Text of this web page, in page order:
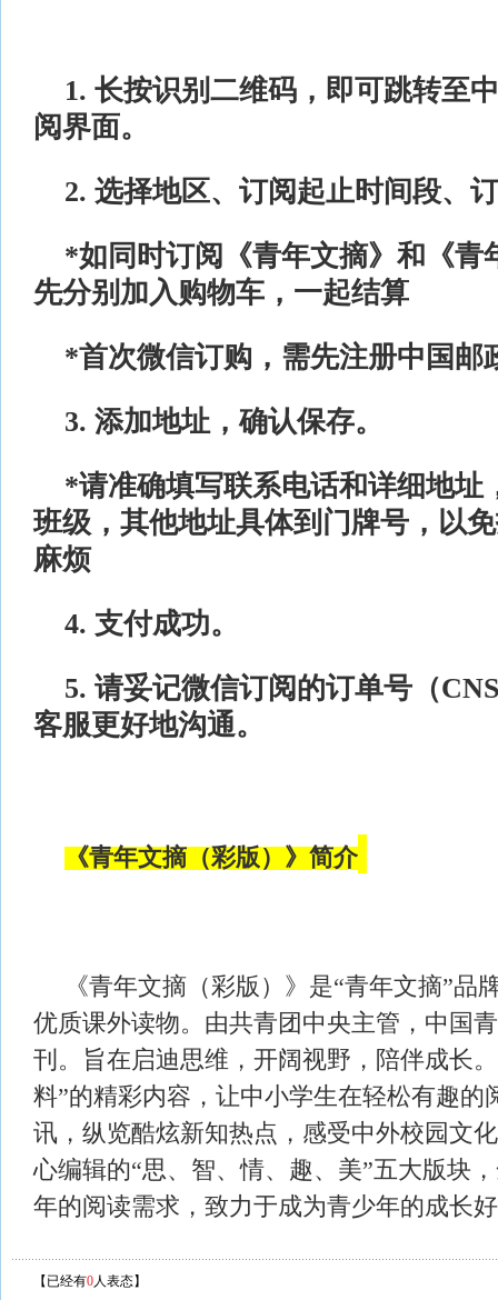
1. 长按识别二维码，即可跳转至
阅界面。
2. 选择地区、订阅起止时间段、
*如同时订阅《青年文摘》和《青
先分别加入购物车，一起结算
*首次微信订购，需先注册中国邮
3. 添加地址，确认保存。
*请准确填写联系电话和详细地址
班级，其他地址具体到门牌号，以
麻烦
4. 支付成功。
5. 请妥记微信订阅的订单号（
客服更好地沟通。
《青年文摘 （彩版） 》 简介
《青年文摘（彩版）》是“青年文摘”品
优质课外读物。由共青团中央主管，中国
刊。旨在启迪思维，开阔视野，陪伴成长
料”的精彩内容，让中小学生在轻松有趣的
讯，纵览酷炫新知热点，感受中外校园文
心编辑的“思、智、情、趣、美”五大版块
年的阅读需求，致力于成为青少年的成长
【已经有0人表态】